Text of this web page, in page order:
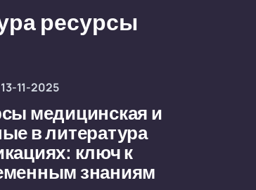
ресурсы
13-11-2025
медицинская и
в литература
ключ к
знаниям